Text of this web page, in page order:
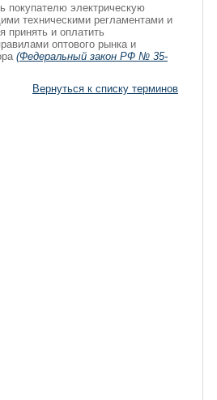
покупателю электрическую
техническими регламентами и
принять и оплатить
оптового рынка и
(Федеральный закон РФ № 35-
Вернуться к списку терминов